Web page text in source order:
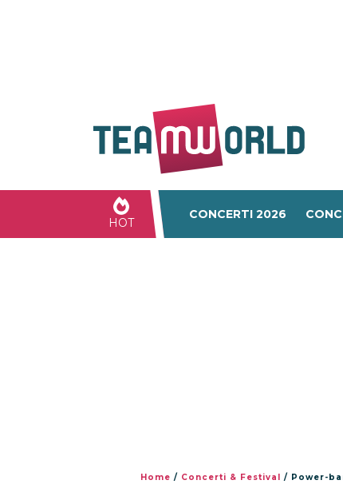
HOT
CONCERTI 2026
Home / Concerti & Festival / Power-